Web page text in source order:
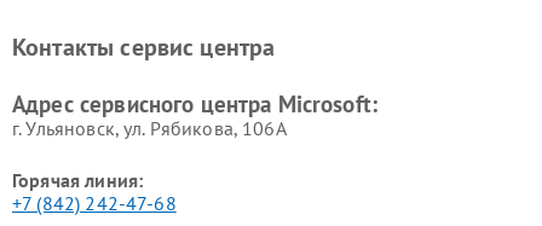
Контакты сервис центра
Адрес сервисного центра Microsoft:
г. Ульяновск, ул. Рябикова, 106А
Горячая линия:
+7 (842) 242-47-68